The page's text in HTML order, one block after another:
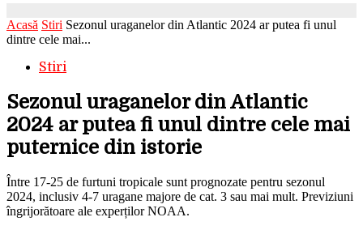
Acasă Stiri Sezonul uraganelor din Atlantic 2024 ar putea fi unul
dintre cele mai...
Stiri
Sezonul uraganelor din Atlantic
2024 ar putea fi unul dintre cele mai
puternice din istorie
Între 17-25 de furtuni tropicale sunt prognozate pentru sezonul
2024, inclusiv 4-7 uragane majore de cat. 3 sau mai mult. Previziuni
îngrijorătoare ale experților NOAA.